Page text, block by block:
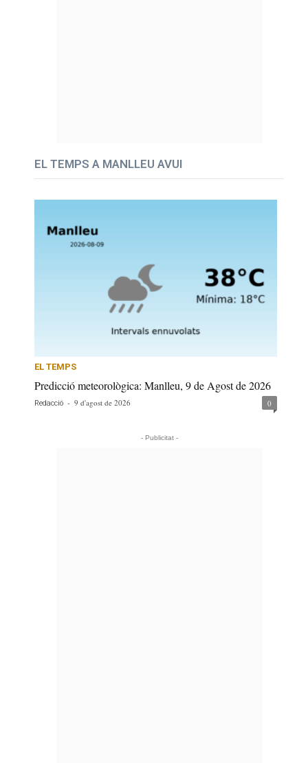
EL TEMPS A MANLLEU AVUI
EL TEMPS
Predicció meteorològica: Manlleu, 9 de Agost de 2026
Redacció - 9 d'agost de 2026 0
- Publicitat -